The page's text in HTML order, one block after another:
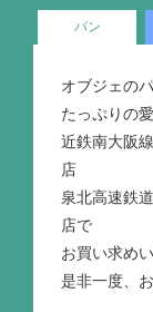
パン
オブジェの
たっぷりの
近鉄南大阪
店
泉北高速鉄
店で
お買い求め
是非一度、